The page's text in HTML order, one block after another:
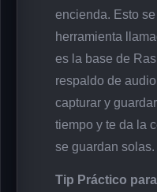
encienda. Esto
herramienta
es la base de
respaldo de
capturar y
tiempo y te da la
se guardan solas.
Tip Práctico